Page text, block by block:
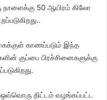
நாளைக்கு 50 ஆயிரம் கிலோ
காணப்படும் இந்த
குப்பை பிரச்சினைகளுக்கு
திட்டம் வழங்கப்பட்ட